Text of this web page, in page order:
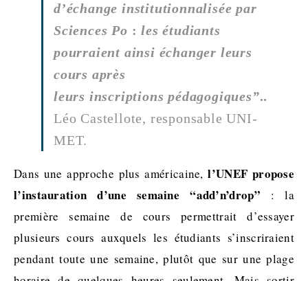
d’échange institutionnalisée par
Sciences Po :les étudiants
pourraient ainsi échanger leurs
cours après
leurs inscriptions pédagogiques”..
Léo Castellote, responsable UNI-
MET.
Dans une approche plus américaine,l’UNEF propose
l’instauration d’une semaine “add’n’drop” : la
première semaine de cours permettrait d’essayer
plusieurs cours auxquels les étudiants s’inscriraient
pendant toute une semaine, plutôt que sur une plage